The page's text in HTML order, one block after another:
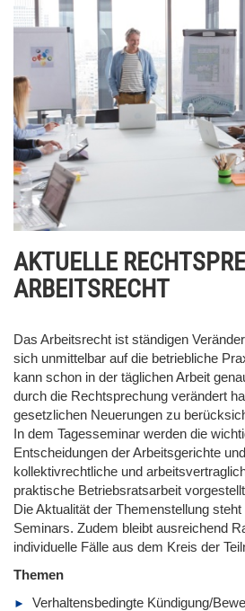
AKTUELLE
ARBEITSRECHT
Das Arbeitsrecht ist ständigen
sich unmittelbar auf die betriebliche
kann schon in der täglichen Arbeit
durch die Rechtsprechung verändert
gesetzlichen Neuerungen zu
In dem Tagesseminar werden die
Entscheidungen der Arbeitsgerichte
kollektivrechtliche und
praktische Betriebsratsarbeit
Die Aktualität der Themenstellung
Seminars. Zudem bleibt ausreichend
individuelle Fälle aus dem Kreis der
Themen
Verhaltensbedingte Kündigung/